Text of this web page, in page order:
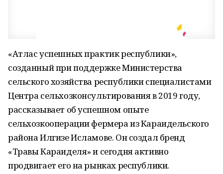
«Атлас успешных практик республики»,
созданный при поддержке Министерства
сельского хозяйства республики специалистами
Центра сельхозконсультирования в 2019 году,
рассказывает об успешном опыте
сельхозкооперации фермера из Караидельского
района Илгизе Исламове. Он создал бренд
«Травы Караиделя» и сегодня активно
продвигает его на рынках республики.